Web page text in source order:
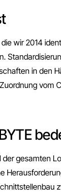
wir 2014
in den
vom
der gesamten